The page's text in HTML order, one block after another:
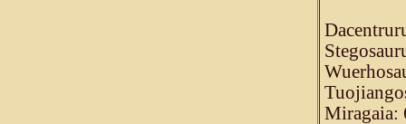
Miragaia: